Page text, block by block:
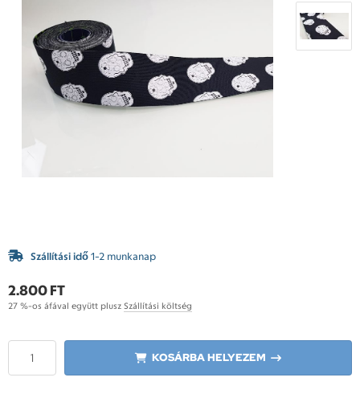
Szállítási idő 1-2 munkanap
2.800 FT
27 %-os áfával együtt plusz Szállítási költség
KOSÁRBA HELYEZEM